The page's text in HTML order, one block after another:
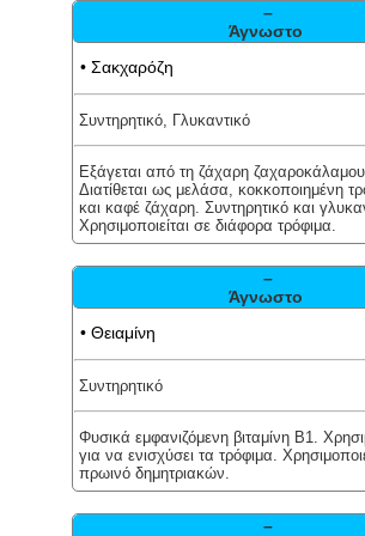
–
Άγνωστο
• Σακχαρόζη
Συντηρητικό, Γλυκαντικό
Εξάγεται από τη ζάχαρη ζαχαροκάλαμου
Διατίθεται ως μελάσα, κοκκοποιημένη
και καφέ ζάχαρη. Συντηρητικό και
Χρησιμοποιείται σε διάφορα τρόφιμα.
–
Άγνωστο
• Θειαμίνη
Συντηρητικό
Φυσικά εμφανιζόμενη βιταμίνη Β1.
για να ενισχύσει τα τρόφιμα.
πρωινό δημητριακών.
–